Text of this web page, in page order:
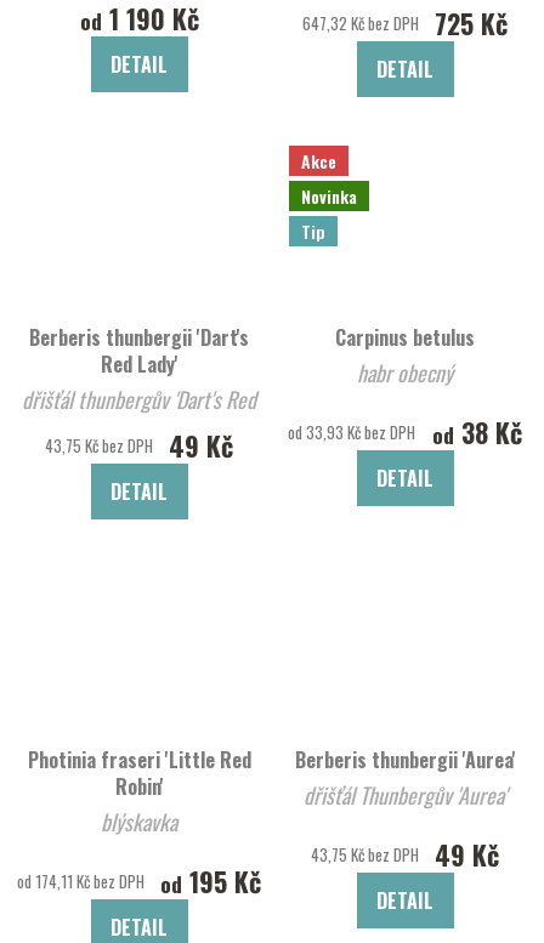
od 1 190 Kč
DETAIL
647,32 Kč bez DPH 725 Kč
DETAIL
Berberis thunbergii 'Dart's
Red Lady'
dřišťál thunbergův 'Dart's Red
43,75 Kč bez DPH 49 Kč
DETAIL
Akce
Novinka
Tip
Carpinus betulus
habr obecný
od 33,93 Kč bez DPH od 38 Kč
DETAIL
Photinia fraseri 'Little Red
Robin'
blýskavka
od 174,11 Kč bez DPH od 195 Kč
DETAIL
Berberis thunbergii 'Aurea'
dřišťál Thunbergův 'Aurea'
43,75 Kč bez DPH 49 Kč
DETAIL